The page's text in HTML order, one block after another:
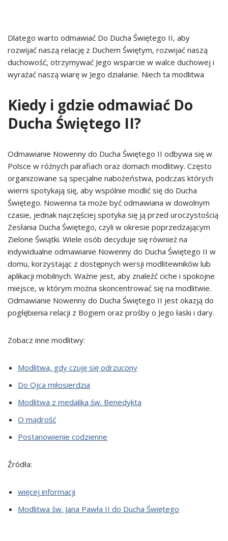
Dlatego warto odmawiać Do Ducha Świętego II, aby
rozwijać naszą relację z Duchem Świętym, rozwijać naszą
duchowość, otrzymywać Jego wsparcie w walce duchowej i
wyrażać naszą wiarę w Jego działanie. Niech ta modlitwa
Kiedy i gdzie odmawiać Do
Ducha Świętego II?
Odmawianie Nowenny do Ducha Świętego II odbywa się w
Polsce w różnych parafiach oraz domach modlitwy. Często
organizowane są specjalne nabożeństwa, podczas których
wierni spotykają się, aby wspólnie modlić się do Ducha
Świętego. Nowenna ta może być odmawiana w dowolnym
czasie, jednak najczęściej spotyka się ją przed uroczystością
Zesłania Ducha Świętego, czyli w okresie poprzedzającym
Zielone Świątki. Wiele osób decyduje się również na
indywidualne odmawianie Nowenny do Ducha Świętego II w
domu, korzystając z dostępnych wersji modlitewników lub
aplikacji mobilnych. Ważne jest, aby znaleźć ciche i spokojne
miejsce, w którym można skoncentrować się na modlitwie.
Odmawianie Nowenny do Ducha Świętego II jest okazją do
pogłębienia relacji z Bogiem oraz prośby o Jego łaski i dary.
Zobacz inne modlitwy:
Modlitwa, gdy czuję się odrzucony
Do Ojca miłosierdzia
Modlitwa z medalika św. Benedykta
O mądrość
Postanowienie codzienne
Źródła:
więcej informacji
Modlitwa św. Jana Pawła II do Ducha Świętego